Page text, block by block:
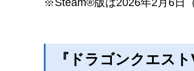
※Steam®版は2026年2月6日
『ドラゴンクエス